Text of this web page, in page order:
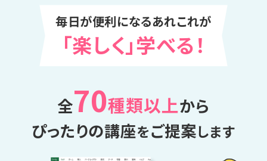
毎日が便利になるあれこれが
「楽しく」学べる！
全70種類以上から
ぴったりの講座をご提案します